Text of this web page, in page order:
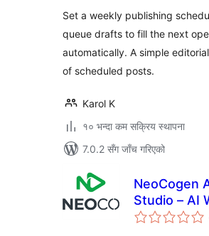
Set a weekly publishing
queue drafts to fill the next
automatically. A simple
of scheduled posts.
Karol K
१० भन्दा कम सक्रिय स्थापना
7.0.2 सँग जाँच गरिएको
NeoCogen
Studio – AI
and Social